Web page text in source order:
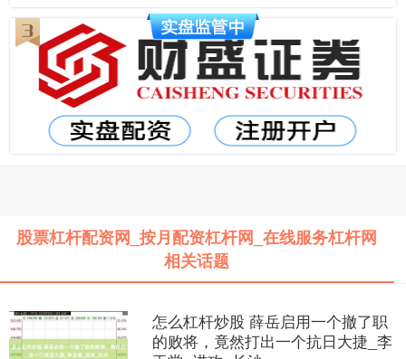
股票杠杆配资网_按月配资杠杆网_在线服务杠杆网
相关话题
怎么杠杆炒股 薛岳启用一个撤了职
的败将，竟然打出一个抗日大捷_李